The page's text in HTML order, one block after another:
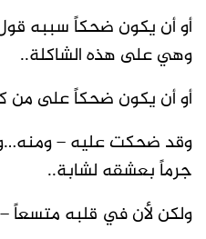
أو أن يكون ضحكاً سببه
وهي على هذه الشاكلة..
أو أن يكون ضحكاً على من
وقد ضحكت عليه –
جرماً بعشقه لشابة..
ولكن لأن في قلبه متسعاً